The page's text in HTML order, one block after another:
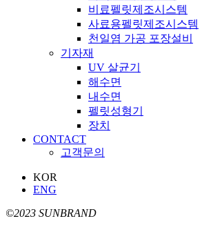
비료펠릿제조시스템
사료용펠릿제조시스템
천일염 가공 포장설비
기자재
UV 살균기
해수면
내수면
펠릿성형기
장치
CONTACT
고객문의
KOR
ENG
©2023 SUNBRAND